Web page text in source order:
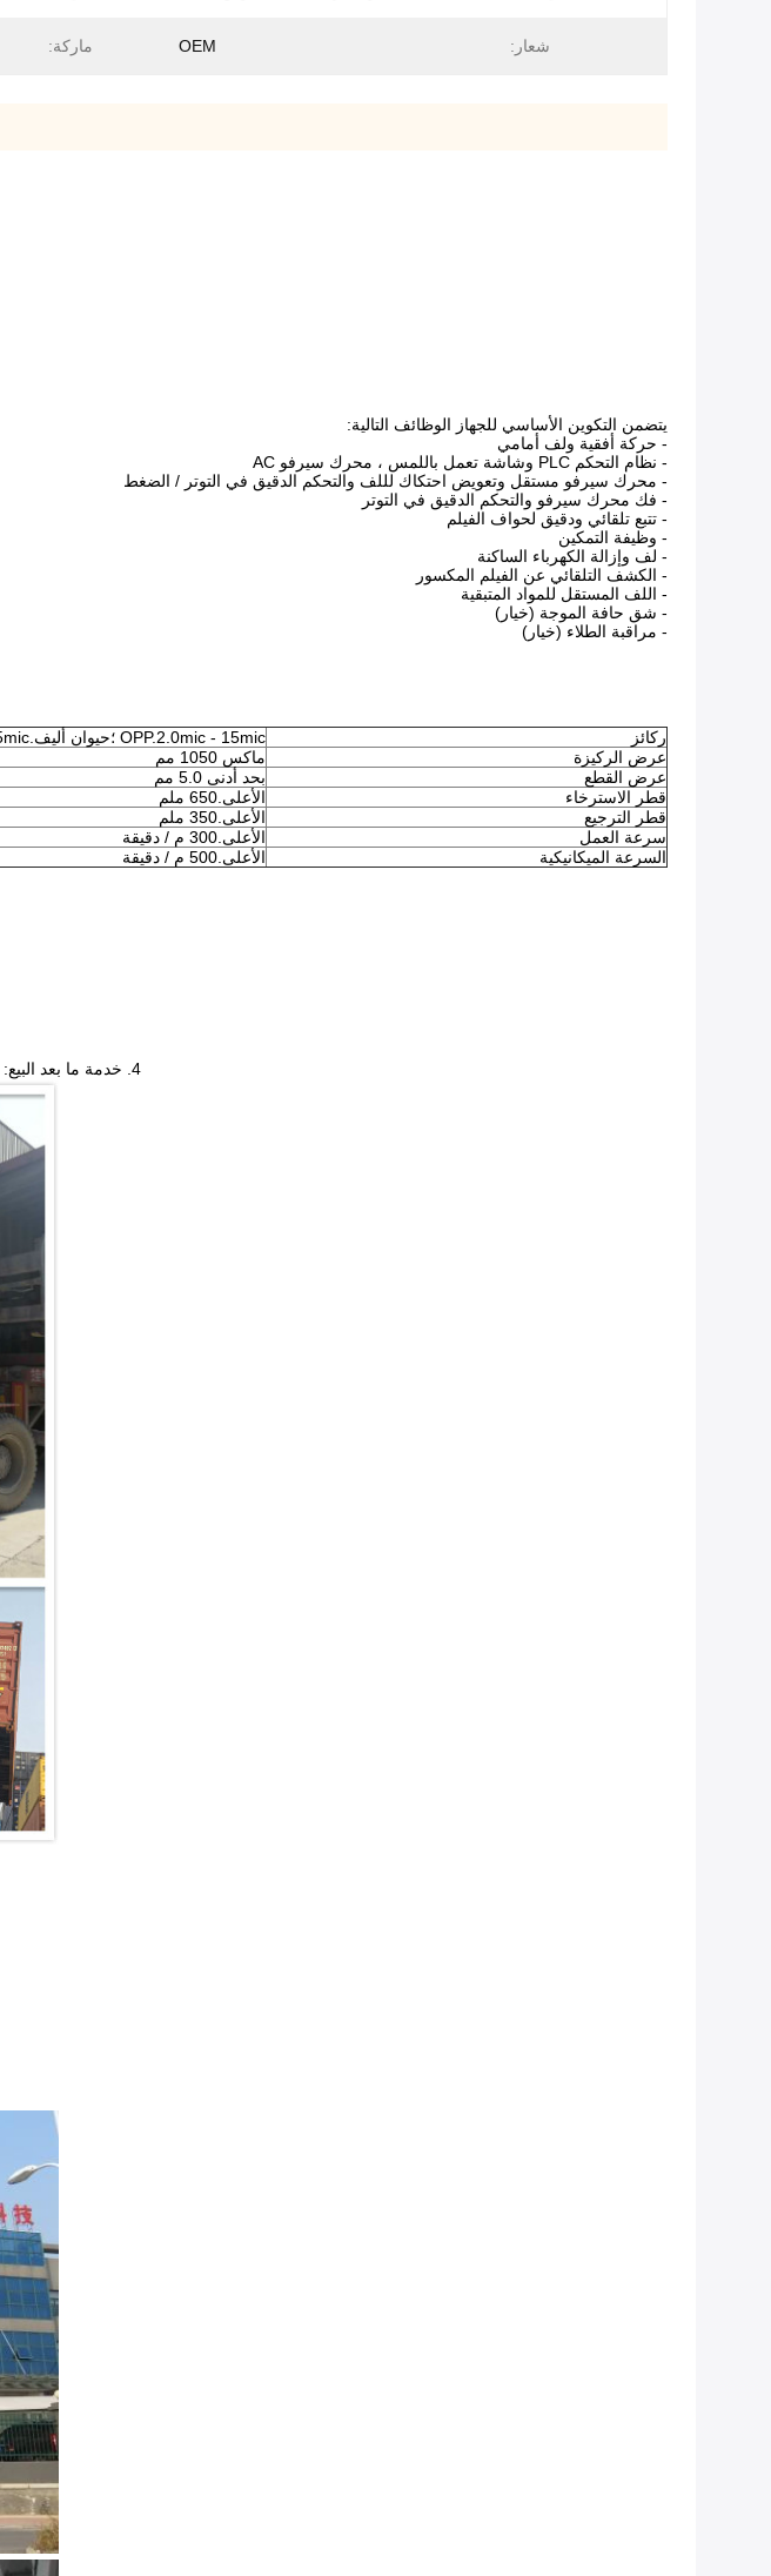
شعار: OEM ماركة:
يتضمن التكوين الأساسي للجهاز الوظائف التالية:
- حركة أفقية ولف أمامي
- نظام التحكم PLC وشاشة تعمل باللمس ، محرك سيرفو AC
- محرك سيرفو مستقل وتعويض احتكاك لللف والتحكم الدقيق في التوتر / الضغط
- فك محرك سيرفو والتحكم الدقيق في التوتر
- تتبع تلقائي ودقيق لحواف الفيلم
- وظيفة التمكين
- لف وإزالة الكهرباء الساكنة
- الكشف التلقائي عن الفيلم المكسور
- اللف المستقل للمواد المتبقية
- شق حافة الموجة (خيار)
- مراقبة الطلاء (خيار)
ركائز
OPP.2.0mic - 15mic ؛حيوان أليف.2.7mic - 15mic
عرض الركيزة
ماكس 1050 مم
عرض القطع
بحد أدنى 5.0 مم
قطر الاسترخاء
الأعلى.650 ملم
قطر الترجيع
الأعلى.350 ملم
سرعة العمل
الأعلى.300 م / دقيقة
السرعة الميكانيكية
الأعلى.500 م / دقيقة
4. خدمة ما بعد البيع: أي أسئلة أو مشاكل بعد استلام المنتج ، فلا تتردد في الاتصال بنا.سيتم حل المشاكل بالنسبة لك على الفور.